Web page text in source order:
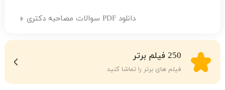
دانلود PDF سوالات مصاحبه دکتری
250 فیلم برتر
فیلم های برتر را تماشا کنید